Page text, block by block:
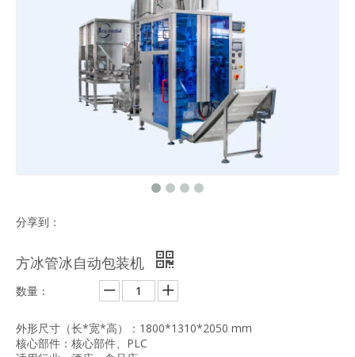
分享到：
方冰管冰自动包装机
数量：
外形尺寸（长*宽*高）：1800*1310*2050 mm
核心部件：核心部件、PLC